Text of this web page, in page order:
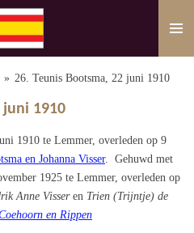
» 26. Teunis Bootsma, 22 juni 1910
juni 1910
1910 te Lemmer, overleden op 9
en Johanna Visser. Gehuwd met
1925 te Lemmer, overleden op
Anne Visser en Trien (Trijntje) de
en Rippen